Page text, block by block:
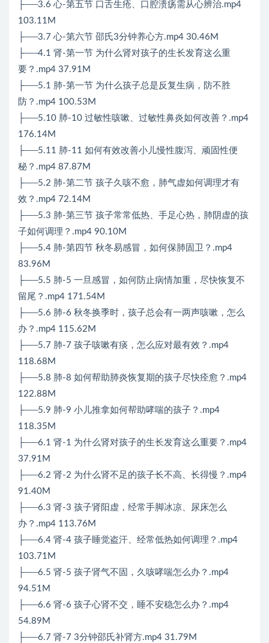
├──3.6 心-第五节 口舌生疮、口腔溃疡需从心辨治.mp4
103.11M
├──3.7 心-第六节 邵氏3分钟养心方.mp4 30.46M
├──4.1 肾-第一节 为什么肾对孩子的生长发育这么重
要？.mp4 37.91M
├──5.1 肺-第一节 为什么孩子总是反复生病，防不胜
防？.mp4 100.53M
├──5.10 肺-10 过敏性咳嗽、过敏性鼻炎如何改善？.mp4
176.14M
├──5.11 肺-11 如何有效改善小儿慢性腹泻、顽固性便
秘？.mp4 87.87M
├──5.2 肺-第二节 孩子久咳不愈，肺气虚如何调理才有
效？.mp4 72.14M
├──5.3 肺-第三节 孩子常常低热、手足心热，肺阴虚的孩
子如何调理？.mp4 90.10M
├──5.4 肺-第四节 秋冬易感冒，如何保肺固卫？.mp4
83.96M
├──5.5 肺-5 一旦感冒，如何防止病情加重，尽快恢复不
留尾？.mp4 171.54M
├──5.6 肺-6 秋冬换季时，孩子总会有一两声咳嗽，怎么
办？.mp4 115.62M
├──5.7 肺-7 孩子咳嗽有痰，怎么应对最有效？.mp4
118.68M
├──5.8 肺-8 如何帮助肺炎恢复期的孩子尽快痊愈？.mp4
122.88M
├──5.9 肺-9 小儿推拿如何帮助哮喘的孩子？.mp4
118.35M
├──6.1 肾-1 为什么肾对孩子的生长发育这么重要？.mp4
37.91M
├──6.2 肾-2 为什么肾不足的孩子长不高、长得慢？.mp4
91.40M
├──6.3 肾-3 孩子肾阳虚，经常手脚冰凉、尿床怎么
办？.mp4 113.76M
├──6.4 肾-4 孩子睡觉盗汗、经常低热如何调理？.mp4
103.71M
├──6.5 肾-5 孩子肾气不固，久咳哮喘怎么办？.mp4
94.51M
├──6.6 肾-6 孩子心肾不交，睡不安稳怎么办？.mp4
54.89M
├──6.7 肾-7 3分钟邵氏补肾方.mp4 31.79M